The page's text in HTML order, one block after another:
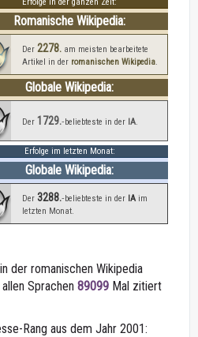
Romanische Wikipedia:
Der 2278. am meisten bearbeitete
Artikel in der romanischen Wikipedia.
Globale Wikipedia:
Der 1729.‑beliebteste in der IA
Erfolge im letzten Monat:
Globale Wikipedia:
Der 3288.‑beliebteste in der IA im
letzten Monat.
der romanischen Wikipedia
Sprachen 89099 Mal zitiert
Rang aus dem Jahr 2001: